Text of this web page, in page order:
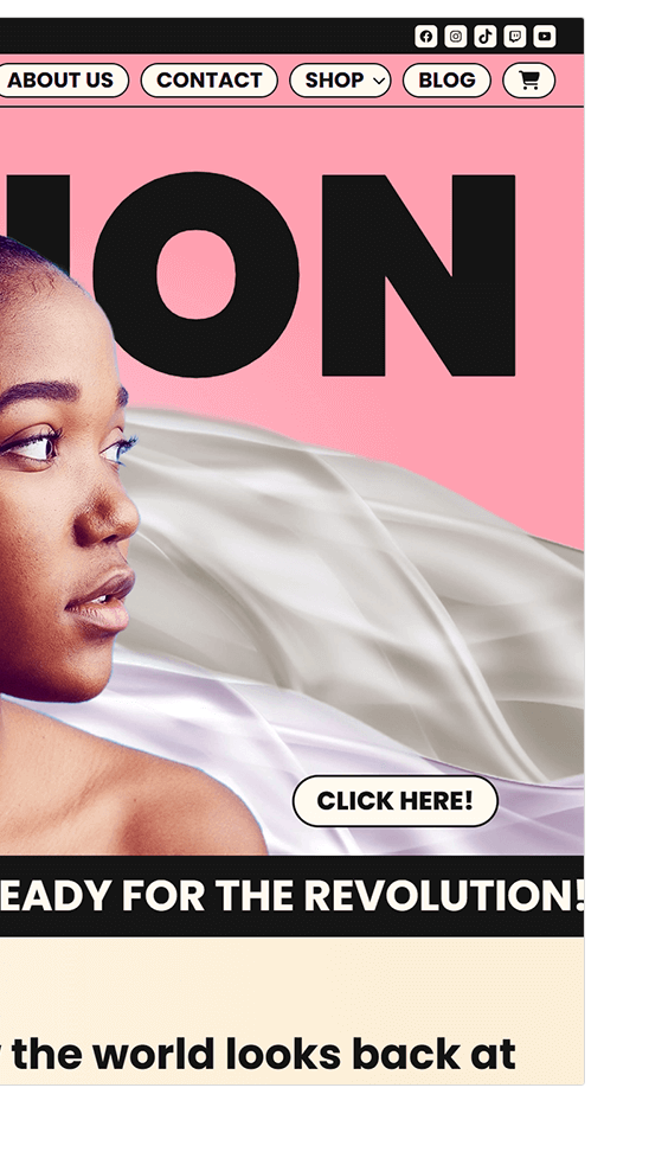
Este tema es gratuito pero ofrece actualizaciones o
soporte comercial de pago.
Versión
Última actualización
19 de mayo de 2026
Instalaciones activas
Versión de WordPress
Versión de PHP
Página de inicio del tema